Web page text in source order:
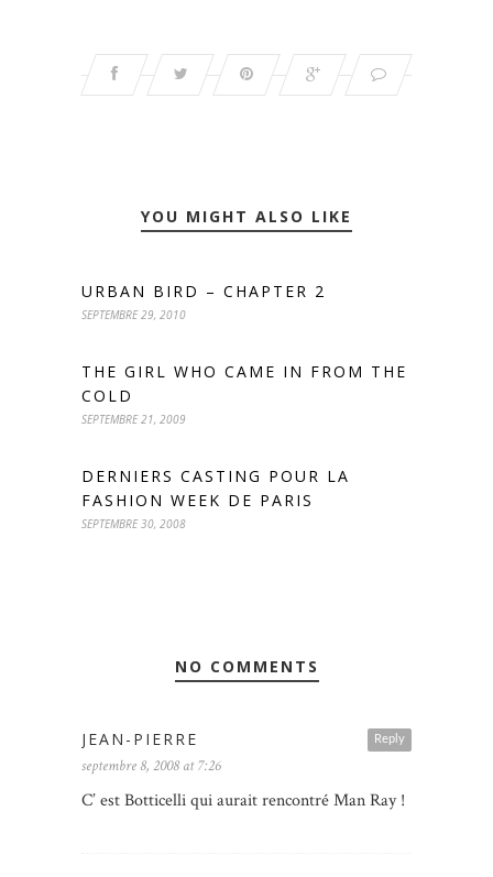
YOU MIGHT ALSO LIKE
URBAN BIRD – CHAPTER 2
SEPTEMBRE 29, 2010
THE GIRL WHO CAME IN FROM THE
COLD
SEPTEMBRE 21, 2009
DERNIERS CASTING POUR LA
FASHION WEEK DE PARIS
SEPTEMBRE 30, 2008
NO COMMENTS
Reply
JEAN-PIERRE
septembre 8, 2008 at 7:26
C’ est Botticelli qui aurait rencontré Man Ray !